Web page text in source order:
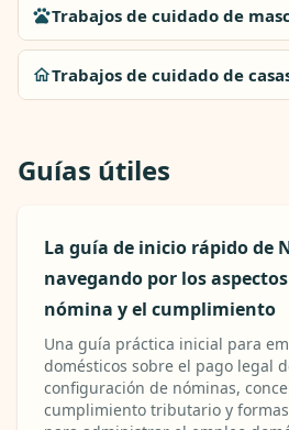
Trabajos de cuidado de
Trabajos de cuidado de
Guías útiles
La guía de inicio rápido de
navegando por los
nómina y el cumplimiento
Una guía práctica inicial para
domésticos sobre el pago legal
configuración de nóminas,
cumplimiento tributario y